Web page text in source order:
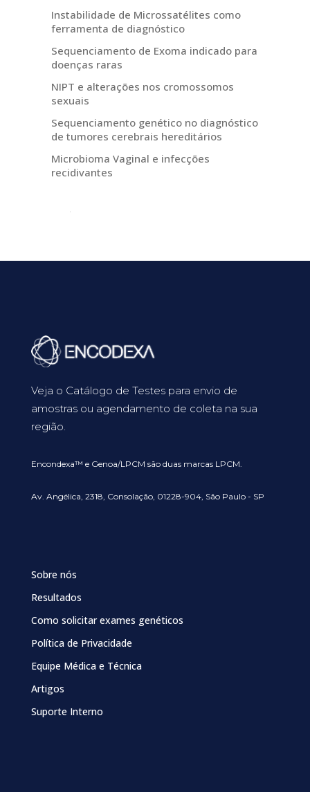
Instabilidade de Microssatélites como
ferramenta de diagnóstico
Sequenciamento de Exoma indicado para
doenças raras
NIPT e alterações nos cromossomos
sexuais
Sequenciamento genético no diagnóstico
de tumores cerebrais hereditários
Microbioma Vaginal e infecções
recidivantes
Veja o Catálogo de Testes para envio de
amostras ou agendamento de coleta na sua
região.
Encondexa™ e Genoa/LPCM são duas marcas LPCM.
Av. Angélica, 2318, Consolação, 01228-904, São Paulo - SP
Sobre nós
Resultados
Como solicitar exames genéticos
Política de Privacidade
Equipe Médica e Técnica
Artigos
Suporte Interno